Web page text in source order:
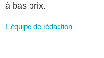
à bas prix.
L'équipe de rédaction